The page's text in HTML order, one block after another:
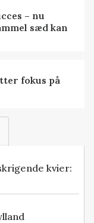
– nu
sæd kan
fokus på
kvier: